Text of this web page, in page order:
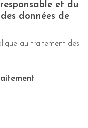
et du
données de
au traitement des